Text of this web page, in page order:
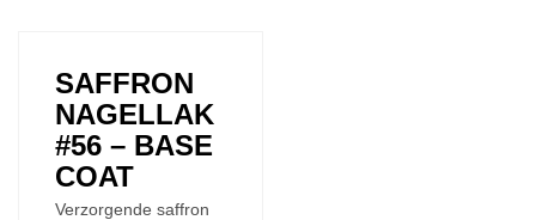
SAFFRON
NAGELLAK
#56 – BASE
COAT
Verzorgende saffron